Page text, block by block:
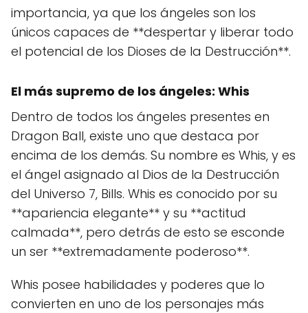
importancia, ya que los ángeles son los
únicos capaces de **despertar y liberar todo
el potencial de los Dioses de la Destrucción**.
El más supremo de los ángeles: Whis
Dentro de todos los ángeles presentes en
Dragon Ball, existe uno que destaca por
encima de los demás. Su nombre es Whis, y es
el ángel asignado al Dios de la Destrucción
del Universo 7, Bills. Whis es conocido por su
**apariencia elegante** y su **actitud
calmada**, pero detrás de esto se esconde
un ser **extremadamente poderoso**.
Whis posee habilidades y poderes que lo
convierten en uno de los personajes más